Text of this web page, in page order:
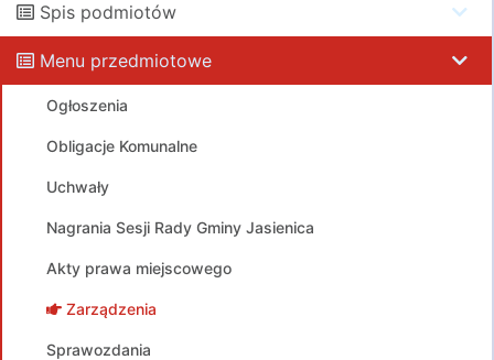
Spis podmiotów
Menu przedmiotowe
Ogłoszenia
Obligacje Komunalne
Uchwały
Nagrania Sesji Rady Gminy Jasienica
Akty prawa miejscowego
Zarządzenia
Sprawozdania